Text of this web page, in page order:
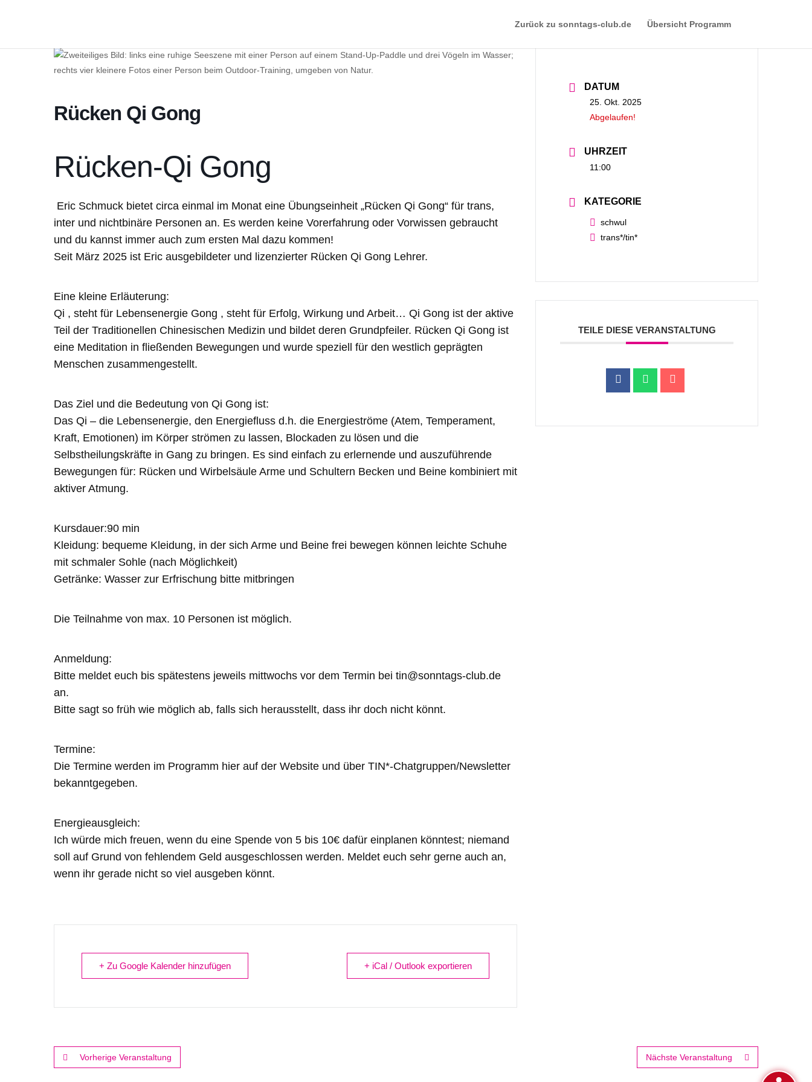
Zurück zu sonntags-club.de Übersicht Programm
Rücken Qi Gong
Rücken-Qi Gong
Eric Schmuck bietet circa einmal im Monat eine Übungseinheit „Rücken Qi Gong“ für trans,
inter und nichtbinäre Personen an. Es werden keine Vorerfahrung oder Vorwissen gebraucht
und du kannst immer auch zum ersten Mal dazu kommen!
Seit März 2025 ist Eric ausgebildeter und lizenzierter Rücken Qi Gong Lehrer.
Eine kleine Erläuterung:
Qi , steht für Lebensenergie Gong , steht für Erfolg, Wirkung und Arbeit… Qi Gong ist der aktive
Teil der Traditionellen Chinesischen Medizin und bildet deren Grundpfeiler. Rücken Qi Gong ist
eine Meditation in fließenden Bewegungen und wurde speziell für den westlich geprägten
Menschen zusammengestellt.
Das Ziel und die Bedeutung von Qi Gong ist:
Das Qi – die Lebensenergie, den Energiefluss d.h. die Energieströme (Atem, Temperament,
Kraft, Emotionen) im Körper strömen zu lassen, Blockaden zu lösen und die
Selbstheilungskräfte in Gang zu bringen. Es sind einfach zu erlernende und auszuführende
Bewegungen für: Rücken und Wirbelsäule Arme und Schultern Becken und Beine kombiniert mit
aktiver Atmung.
Kursdauer:90 min
Kleidung: bequeme Kleidung, in der sich Arme und Beine frei bewegen können leichte Schuhe
mit schmaler Sohle (nach Möglichkeit)
Getränke: Wasser zur Erfrischung bitte mitbringen
Die Teilnahme von max. 10 Personen ist möglich.
Anmeldung:
Bitte meldet euch bis spätestens jeweils mittwochs vor dem Termin bei tin@sonntags-club.de
an.
Bitte sagt so früh wie möglich ab, falls sich herausstellt, dass ihr doch nicht könnt.
Termine:
Die Termine werden im Programm hier auf der Website und über TIN*-Chatgruppen/Newsletter
bekanntgegeben.
Energieausgleich:
Ich würde mich freuen, wenn du eine Spende von 5 bis 10€ dafür einplanen könntest; niemand
soll auf Grund von fehlendem Geld ausgeschlossen werden. Meldet euch sehr gerne auch an,
wenn ihr gerade nicht so viel ausgeben könnt.
+ Zu Google Kalender hinzufügen + iCal / Outlook exportieren
DATUM
25. Okt. 2025
Abgelaufen!
UHRZEIT
11:00
KATEGORIE
schwul
trans*/tin*
TEILE DIESE VERANSTALTUNG
Vorherige Veranstaltung Nächste Veranstaltung